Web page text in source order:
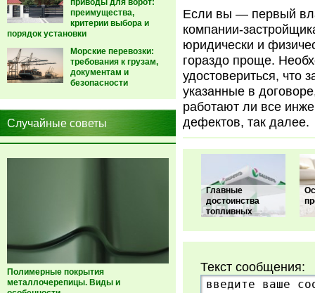
приводы для ворот:
преимущества,
критерии выбора и
порядок установки
Морские перевозки:
требования к грузам,
документам и
безопасности
Случайные советы
Полимерные покрытия
металлочерепицы. Виды и
Если вы — первый
компании-
юридически и
гораздо проще.
удостовериться, что
указанные в
работают ли все
дефектов, так далее.
Главные
достоинства
топливных
Текст сообщения: